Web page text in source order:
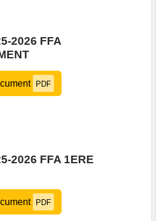
2026 FFA
PDF
2026 FFA 1ERE
PDF